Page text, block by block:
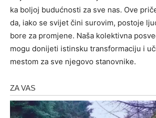
ka boljoj budućnosti za sve nas. Ove
da, iako se svijet čini surovim, postoje
bore za promjene. Naša kolektivna
mogu donijeti istinsku transformaciju i
mestom za sve njegovo stanovnike.